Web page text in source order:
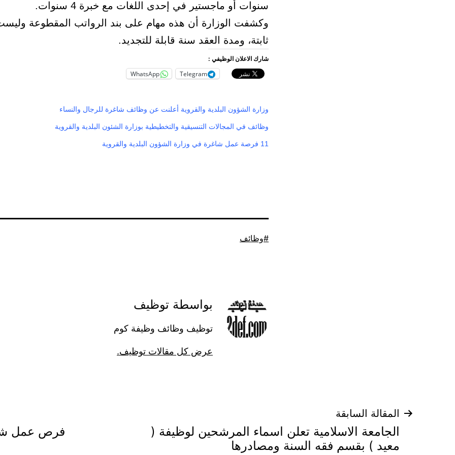
سنوات أو ماجستير في إحدى اللغات مع خبرة 4 سنوات.
وكشفت الوزارة أن هذه مهام على بند الرواتب المقطوعة
ثابتة، ومدة العقد سنة قابلة للتجديد.
شارك الاعلان الوظيفي :
Telegram
WhatsApp
وزارة الشؤون البلدية والقروية أعلنت عن وظائف شاغرة للرجال والنساء
وظائف في المجالات التنسيقية والتخطيطية بوزارة الشئون البلدية والقروية
11 فرصة عمل شاغرة في وزارة الشؤون البلدية والقروية
موسوم
وظائف
بواسطة توظيف
توظيف وظائف وظيفة كوم
عرض كل مقالات توظيف.
تصفّح
المقالات
المقالة السابقة
الجامعة الاسلامية تعلن اسماء المرشحين لوظيفة (
معيد ) بقسم فقه السنة ومصادرها
فرص عمل